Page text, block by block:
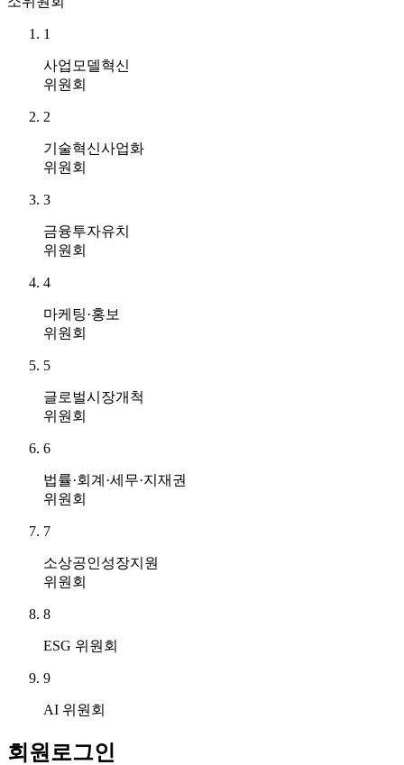
1
사업모델혁신
위원회
2
기술혁신사업화
위원회
3
금융투자유치
위원회
4
마케팅·홍보
위원회
5
글로벌시장개척
위원회
6
법률·회계·세무·지재권
위원회
7
소상공인성장지원
위원회
8
ESG 위원회
9
AI 위원회
회원 로그인